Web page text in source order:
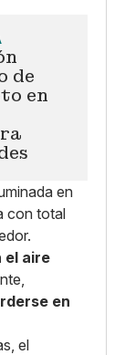
de
en
en
con total
el aire
en
el